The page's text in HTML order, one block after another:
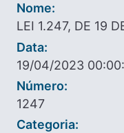
Nome:
LEI 1.247, DE 19
Data:
19/04/2023
Número:
1247
Categoria: